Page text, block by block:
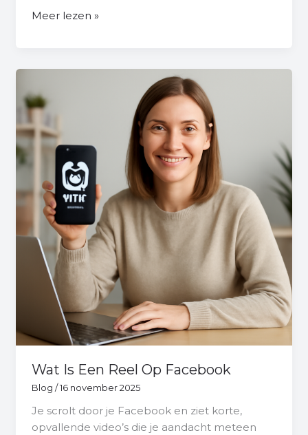
Meer lezen »
Wat Is Een Reel Op Facebook
Blog /16 november 2025
Je scrolt door je Facebook en ziet korte,
opvallende video’s die je aandacht meteen
Is
Een
Reel
Op
Facebook